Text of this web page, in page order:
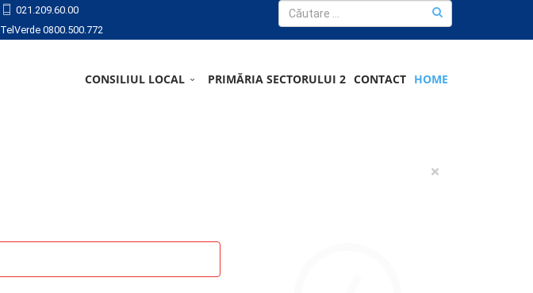
021.209.60.00
TelVerde 0800.500.772
CONSILIUL LOCAL PRIMĂRIA SECTORULUI 2 CONTACT HOME
×